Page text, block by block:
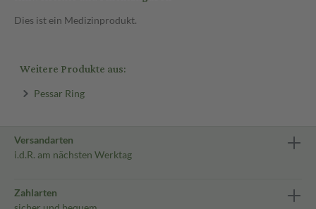
Dies ist ein Medizinprodukt.
Weitere Produkte aus:
Pessar Ring
Versandarten
i.d.R. am nächsten Werktag
Zahlarten